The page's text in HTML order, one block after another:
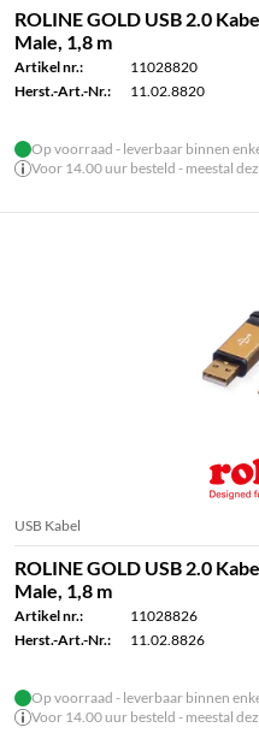
ROLINE GOLD USB 2.0
Male, 1,8 m
Artikel nr.:
11028820
Herst.-Art.-Nr.:
11.02.8820
Op voorraad - leverbaar binnen
Voor 14.00 uur besteld - meestal
USB Kabel
ROLINE GOLD USB 2.0
Male, 1,8 m
Artikel nr.:
11028826
Herst.-Art.-Nr.:
11.02.8826
Op voorraad - leverbaar binnen
Voor 14.00 uur besteld - meestal